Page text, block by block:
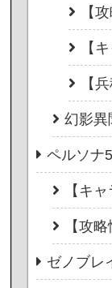
【
【
【
幻影異
ペルソナ
【キ
【攻略
ゼノブレ